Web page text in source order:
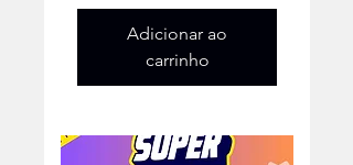
Adicionar ao
carrinho